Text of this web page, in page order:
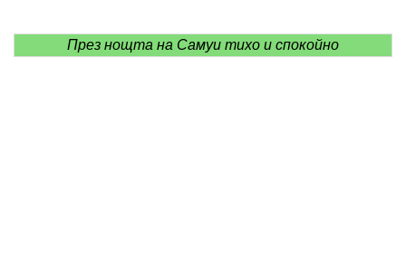
През нощта на Самуи тихо и спокойно